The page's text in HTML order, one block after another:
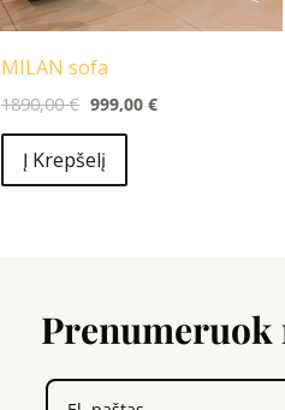
MILAN sofa
1890,00€ 999,00€
Į Krepšelį
Prenumeruok